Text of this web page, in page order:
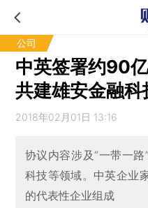
公司
中英签署约90
共建雄安金融科
2018年02月01日 13:16
协议内容涉及“一带一路
科技等领域。中英企业
的代表性企业组成